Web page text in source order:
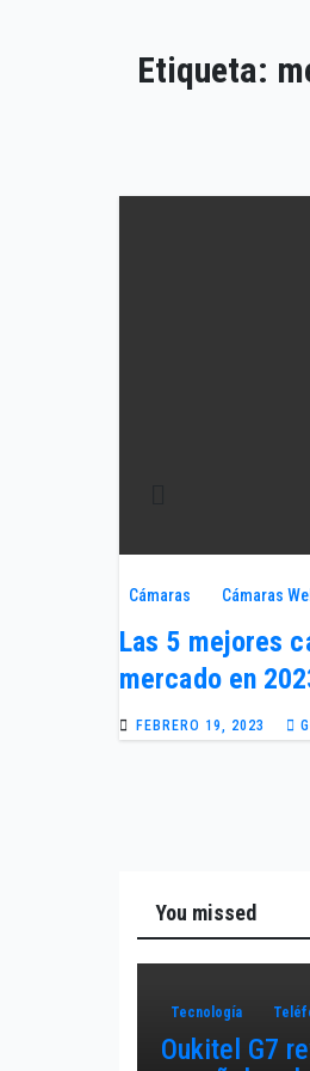
Etiqueta:
Cámaras Cámaras
Las 5 mejores
mercado en
FEBRERO 19, 2023
You missed
Tecnología
Oukitel G7